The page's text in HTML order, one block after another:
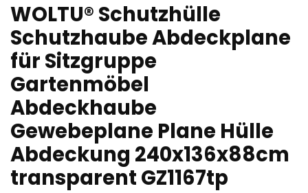
WOLTU® Schutzhülle
Schutzhaube Abdeckplane
für Sitzgruppe
Gartenmöbel
Abdeckhaube
Gewebeplane Plane Hülle
Abdeckung 240x136x88cm
transparent GZ1167tp